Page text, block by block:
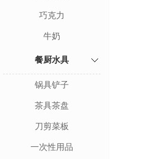
巧克力
牛奶
餐厨水具
锅具铲子
茶具茶盘
刀剪菜板
一次性用品